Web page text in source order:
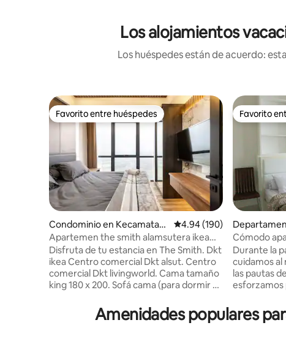
Los alojamientos
Los huéspedes están de acuerdo:
Favorito entre huéspedes
Favorito entre huéspedes
Condominio en Kecamatan
Serpong Utara
Calificación promedio:
4.94 (190)
Apartemen the smith alamsutera ikea
jpo jkt banten
Disfruta de tu estancia en The Smith. Dkt
ikea Centro comercial Dkt alsut. Centro
comercial Dkt livingworld. Cama tamaño
king 180 x 200. Sofá cama (para dormir y
de YouTube, Netflix, Wetv, Dll) Arrocera
Dispensador frío y caliente Nevera
Favorito
Favorito
tara
Cómodo
Brooklyn,
Durante la
cuidamos
las pautas
esforzamos
se
Amenidades populares